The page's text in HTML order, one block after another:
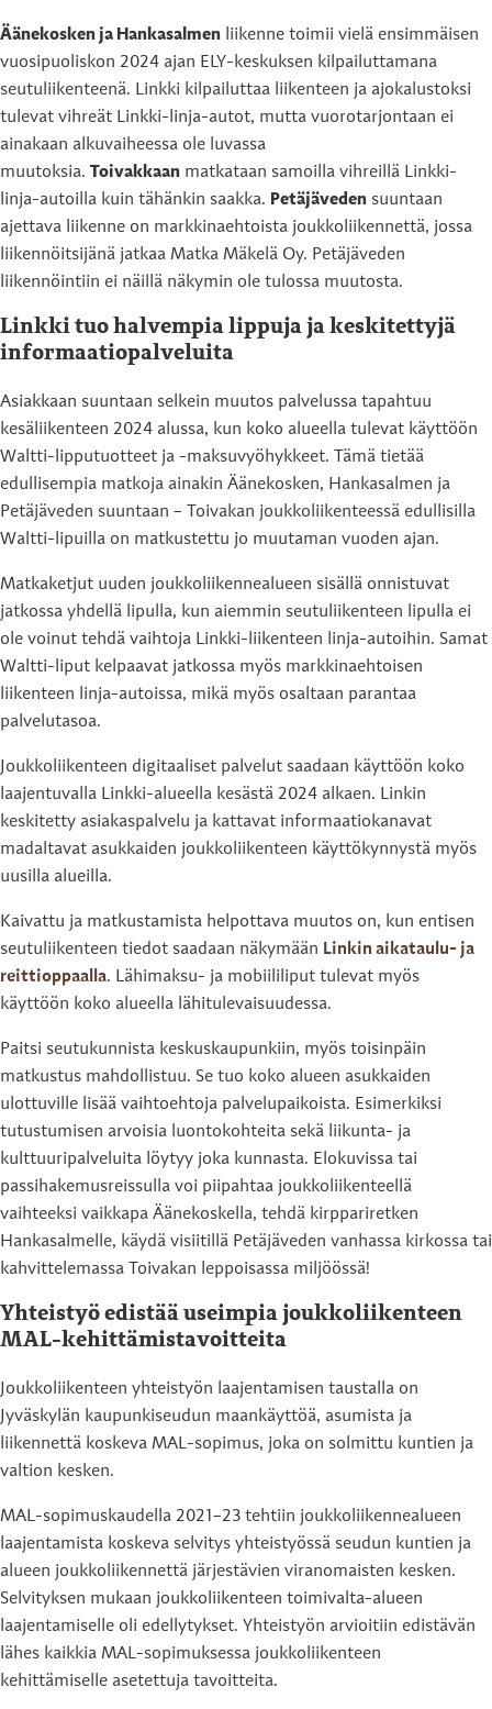
Äänekosken ja Hankasalmen liikenne toimii vielä ensimmäisen
vuosipuoliskon 2024 ajan ELY-keskuksen kilpailuttamana
seutuliikenteenä. Linkki kilpailuttaa liikenteen ja ajokalustoksi
tulevat vihreät Linkki-linja-autot, mutta vuorotarjontaan ei
ainakaan alkuvaiheessa ole luvassa
muutoksia. Toivakkaan matkataan samoilla vihreillä Linkki-
linja-autoilla kuin tähänkin saakka. Petäjäveden suuntaan
ajettava liikenne on markkinaehtoista joukkoliikennettä, jossa
liikennöitsijänä jatkaa Matka Mäkelä Oy. Petäjäveden
liikennöintiin ei näillä näkymin ole tulossa muutosta.
Linkki tuo halvempia lippuja ja keskitettyjä
informaatiopalveluita
Asiakkaan suuntaan selkein muutos palvelussa tapahtuu
kesäliikenteen 2024 alussa, kun koko alueella tulevat käyttöön
Waltti-lipputuotteet ja -maksuvyöhykkeet. Tämä tietää
edullisempia matkoja ainakin Äänekosken, Hankasalmen ja
Petäjäveden suuntaan – Toivakan joukkoliikenteessä edullisilla
Waltti-lipuilla on matkustettu jo muutaman vuoden ajan.
Matkaketjut uuden joukkoliikennealueen sisällä onnistuvat
jatkossa yhdellä lipulla, kun aiemmin seutuliikenteen lipulla ei
ole voinut tehdä vaihtoja Linkki-liikenteen linja-autoihin. Samat
Waltti-liput kelpaavat jatkossa myös markkinaehtoisen
liikenteen linja-autoissa, mikä myös osaltaan parantaa
palvelutasoa.
Joukkoliikenteen digitaaliset palvelut saadaan käyttöön koko
laajentuvalla Linkki-alueella kesästä 2024 alkaen. Linkin
keskitetty asiakaspalvelu ja kattavat informaatiokanavat
madaltavat asukkaiden joukkoliikenteen käyttökynnystä myös
uusilla alueilla.
Kaivattu ja matkustamista helpottava muutos on, kun entisen
seutuliikenteen tiedot saadaan näkymään Linkin aikataulu- ja
reittioppaalla. Lähimaksu- ja mobiililiput tulevat myös
käyttöön koko alueella lähitulevaisuudessa.
Paitsi seutukunnista keskuskaupunkiin, myös toisinpäin
matkustus mahdollistuu. Se tuo koko alueen asukkaiden
ulottuville lisää vaihtoehtoja palvelupaikoista. Esimerkiksi
tutustumisen arvoisia luontokohteita sekä liikunta- ja
kulttuuripalveluita löytyy joka kunnasta. Elokuvissa tai
passihakemusreissulla voi piipahtaa joukkoliikenteellä
vaihteeksi vaikkapa Äänekoskella, tehdä kirppariretken
Hankasalmelle, käydä visiitillä Petäjäveden vanhassa kirkossa tai
kahvittelemassa Toivakan leppoisassa miljöössä!
Yhteistyö edistää useimpia joukkoliikenteen
MAL-kehittämistavoitteita
Joukkoliikenteen yhteistyön laajentamisen taustalla on
Jyväskylän kaupunkiseudun maankäyttöä, asumista ja
liikennettä koskeva MAL-sopimus, joka on solmittu kuntien ja
valtion kesken.
MAL-sopimuskaudella 2021–23 tehtiin joukkoliikennealueen
laajentamista koskeva selvitys yhteistyössä seudun kuntien ja
alueen joukkoliikennettä järjestävien viranomaisten kesken.
Selvityksen mukaan joukkoliikenteen toimivalta-alueen
laajentamiselle oli edellytykset. Yhteistyön arvioitiin edistävän
lähes kaikkia MAL-sopimuksessa joukkoliikenteen
kehittämiselle asetettuja tavoitteita.